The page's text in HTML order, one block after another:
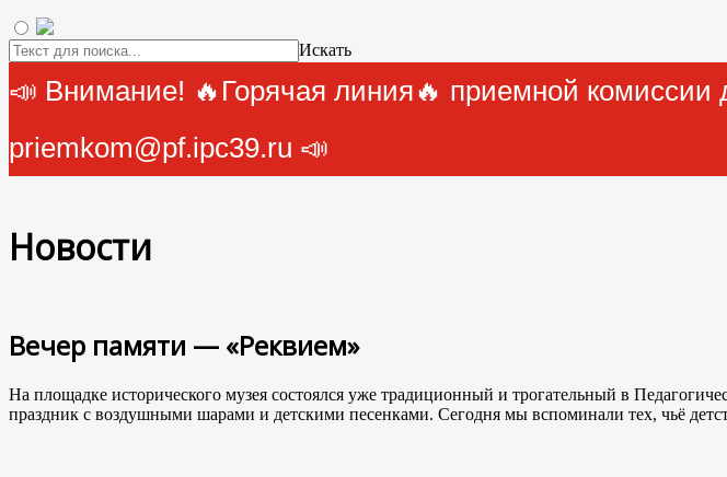
Искать
📣 Внимание! 🔥Горячая линия🔥 приемной комиссии
priemkom@pf.ipc39.ru 📣
Новости
Вечер памяти — «Реквием»
На площадке исторического музея состоялся уже традиционный и трогательный в
праздник с воздушными шарами и детскими песенками. Сегодня мы вспоминали тех, чьё